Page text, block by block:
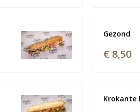
Gezond
€ 8,50
Krokante